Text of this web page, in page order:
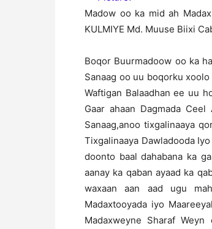
Madow oo ka mid ah
KULMIYE Md. Muuse Biixi
Boqor Buurmadoow oo ka
Sanaag oo uu boqorku
Waftigan Balaadhan ee uu
Gaar ahaan Dagmada
Sanaag,anoo tixgalinaaya
Tixgalinaaya Dawladooda
doonto baal dahabana ka
aanay ka qaban ayaad ka
waxaan aan aad ugu
Madaxtooyada iyo
Madaxweyne Sharaf